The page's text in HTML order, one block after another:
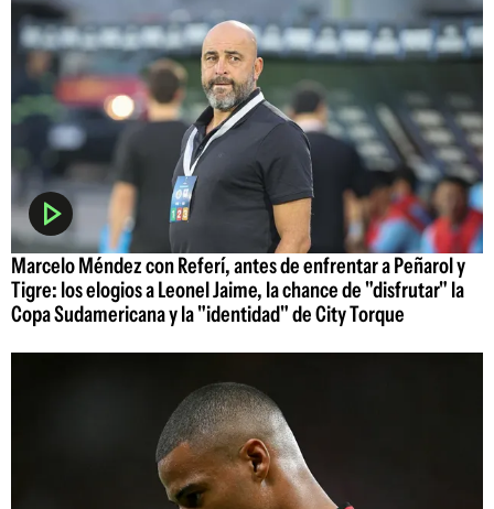
Marcelo Méndez con Referí, antes de enfrentar a Peñarol y
Tigre: los elogios a Leonel Jaime, la chance de "disfrutar" la
Copa Sudamericana y la "identidad" de City Torque